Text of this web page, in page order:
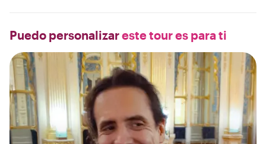
Puedo personalizareste tour es para ti